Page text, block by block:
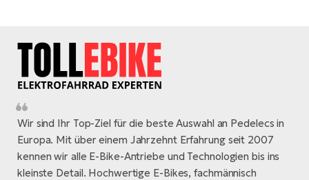
Wir sind Ihr Top-Ziel für die beste Auswahl an Pedelecs in
Europa. Mit über einem Jahrzehnt Erfahrung seit 2007
kennen wir alle E-Bike-Antriebe und Technologien bis ins
kleinste Detail. Hochwertige E-Bikes, fachmännisch